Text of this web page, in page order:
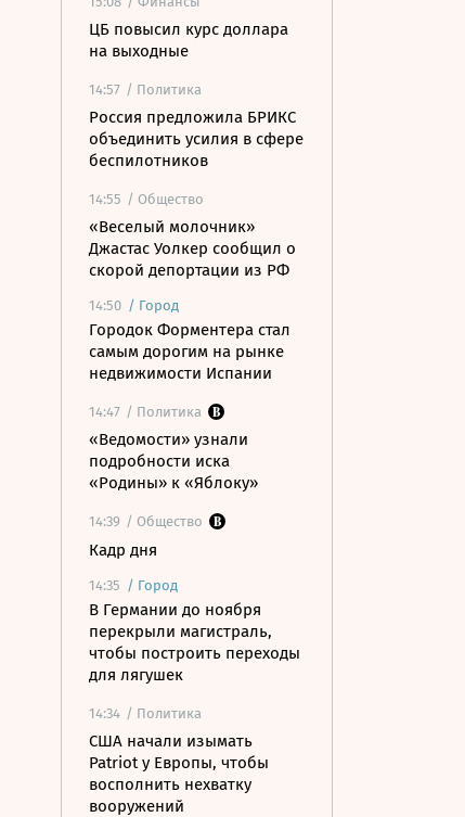
ЦБ повысил курс доллара
на выходные
14:57 / Политика
Россия предложила БРИКС
объединить усилия в сфере
беспилотников
14:55 / Общество
«Веселый молочник»
Джастас Уолкер сообщил о
скорой депортации из РФ
14:50 / Город
Городок Форментера стал
самым дорогим на рынке
недвижимости Испании
14:47 / Политика
«Ведомости» узнали
подробности иска
«Родины» к «Яблоку»
14:39 / Общество
Кадр дня
14:35 / Город
В Германии до ноября
перекрыли магистраль,
чтобы построить переходы
для лягушек
14:34 / Политика
США начали изымать
Patriot у Европы, чтобы
восполнить нехватку
вооружений